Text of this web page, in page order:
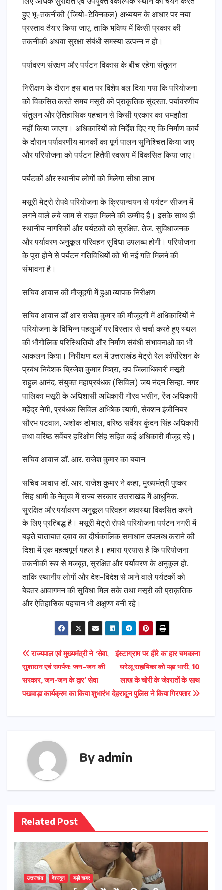
लिए अधिक सुरक्षित एवं उपयुक्त वैकल्पिक स्थान का चयन करते
हुए भू-तकनीकी (जियो-टेक्निकल) अध्ययन के आधार पर नया
प्रस्ताव तैयार किया जाए, ताकि भविष्य में किसी प्रकार की
तकनीकी अथवा सुरक्षा संबंधी समस्या उत्पन्न न हो।
पर्यावरण संरक्षण और पर्यटन विकास के बीच रहेगा संतुलन
निरीक्षण के दौरान इस बात पर विशेष बल दिया गया कि परियोजना
को विकसित करते समय मसूरी की प्राकृतिक सुंदरता, पर्यावरणीय
संतुलन और ऐतिहासिक पहचान से किसी प्रकार का समझौता
नहीं किया जाएगा। अधिकारियों को निर्देश दिए गए कि निर्माण कार्य
के दौरान पर्यावरणीय मानकों का पूर्ण पालन सुनिश्चित किया जाए
और परियोजना को पर्यटन हितैषी स्वरूप में विकसित किया जाए।
पर्यटकों और स्थानीय लोगों को मिलेगा सीधा लाभ
मसूरी मेट्रो रोपवे परियोजना के क्रियान्वयन से पर्यटन सीजन में
लगने वाले लंबे जाम से राहत मिलने की उम्मीद है। इसके साथ ही
स्थानीय नागरिकों और पर्यटकों को सुरक्षित, तेज, सुविधाजनक
और पर्यावरण अनुकूल परिवहन सुविधा उपलब्ध होगी। परियोजना
के पूरा होने से पर्यटन गतिविधियों को भी नई गति मिलने की
संभावना है।
सचिव आवास की मौजूदगी में हुआ व्यापक निरीक्षण
सचिव आवास डॉ आर राजेश कुमार की मौजूदगी में अधिकारियों ने
परियोजना के विभिन्न पहलुओं पर विस्तार से चर्चा करते हुए स्थल
की भौगोलिक परिस्थितियों और निर्माण संबंधी संभावनाओं का भी
आकलन किया। निरीक्षण दल में उत्तराखंड मेट्रो रेल कॉर्पोरेशन के
प्रबंध निदेशक ब्रिजेश कुमार मिश्रा, उप जिलाधिकारी मसूरी
राहुल आनंद, संयुक्त महाप्रबंधक (सिविल) जय नंदन सिन्हा, नगर
पालिका मसूरी के अधिशासी अधिकारी गौरव भसीन, रेंज अधिकारी
महेंद्र नेगी, प्रबंधक सिविल अभिषेक त्यागी, सेक्शन इंजीनियर
सौरभ पटवाल, अशोक डोभाल, वरिष्ठ सर्वेयर कुंदन सिंह अधिकारी
तथा वरिष्ठ सर्वेयर हरिओम सिंह सहित कई अधिकारी मौजूद रहे।
सचिव आवास डॉ. आर. राजेश कुमार का बयान
सचिव आवास डॉ. आर. राजेश कुमार ने कहा, मुख्यमंत्री पुष्कर
सिंह धामी के नेतृत्व में राज्य सरकार उत्तराखंड में आधुनिक,
सुरक्षित और पर्यावरण अनुकूल परिवहन व्यवस्था विकसित करने
के लिए प्रतिबद्ध है। मसूरी मेट्रो रोपवे परियोजना पर्यटन नगरी में
बढ़ते यातायात दबाव का दीर्घकालिक समाधान उपलब्ध कराने की
दिशा में एक महत्वपूर्ण पहल है। हमारा प्रयास है कि परियोजना
तकनीकी रूप से मजबूत, सुरक्षित और पर्यावरण के अनुकूल हो,
ताकि स्थानीय लोगों और देश-विदेश से आने वाले पर्यटकों को
बेहतर आवागमन की सुविधा मिल सके तथा मसूरी की प्राकृतिक
और ऐतिहासिक पहचान भी अक्षुण्ण बनी रहे।
Post
navigation
इंस्टाग्राम पर हीरे का हार चमकाना
घरेलू सहायिका को पड़ा भारी, 10
लाख के चोरी के जेवरातों के साथ
देहरादून पुलिस ने किया गिरफ्तार
राज्यपाल एवं मुख्यमंत्री ने ‘सेवा,
सुशासन एवं समर्पण: जन-जन की
सरकार, जन-जन के द्वार’ सेवा
पखवाड़ा कार्यक्रम का किया शुभारंभ
By admin
Related Post
उत्तराखंड देहरादून बड़ी खबर